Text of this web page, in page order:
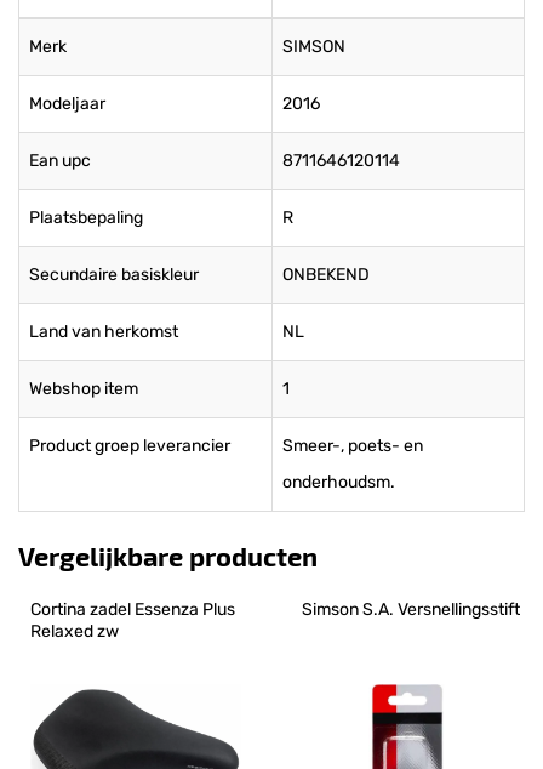
Merk SIMSON
Modeljaar 2016
Ean upc 8711646120114
Plaatsbepaling R
Secundaire basiskleur ONBEKEND
Land van herkomst NL
Webshop item 1
Product groep leverancier
Smeer-, poets- en
onderhoudsm.
Vergelijkbare producten
Cortina zadel Essenza Plus
Relaxed zw
Simson S.A. Versnellingsstift